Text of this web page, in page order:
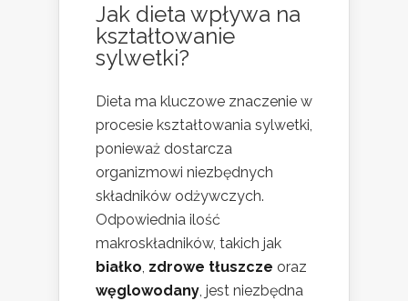
Jak dieta wpływa na
kształtowanie
sylwetki?
Dieta ma kluczowe znaczenie w
procesie kształtowania sylwetki,
ponieważ dostarcza
organizmowi niezbędnych
składników odżywczych.
Odpowiednia ilość
makroskładników, takich jak
białko, zdrowe tłuszcze oraz
węglowodany, jest niezbędna